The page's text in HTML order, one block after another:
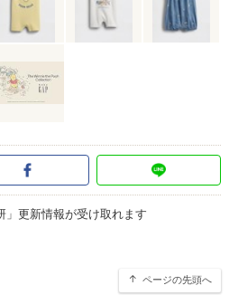
」更新情報が受け取れます
ページの先頭へ